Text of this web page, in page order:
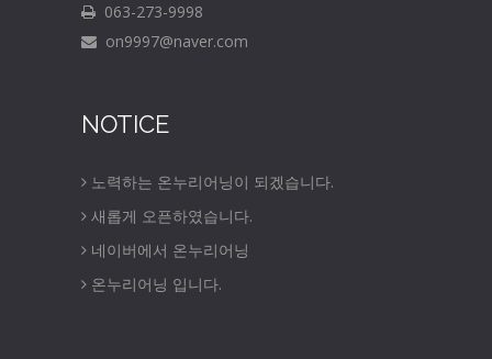
063-273-9998
on9997@naver.com
NOTICE
노력하는 온누리어닝이 되겠습니다.
새롭게 오픈하였습니다.
네이버에서 온누리어닝
온누리어닝 입니다.